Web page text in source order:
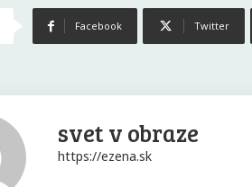
Facebook Twitter
svet v obraze
https://ezena.sk